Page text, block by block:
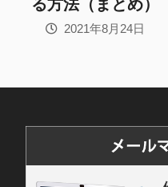
る方法（まとめ）
2021年8月24日